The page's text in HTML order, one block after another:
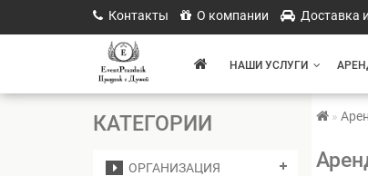
Контакты О компании Доставка
НАШИ УСЛУГИ
КАТЕГОРИИ
ОРГАНИЗАЦИЯ